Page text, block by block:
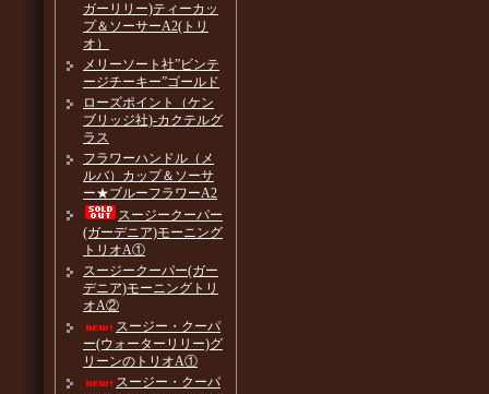
ガーリリー)ティーカッ
プ＆ソーサーA2(トリ
オ）
メリーソート社”ビンテ
ージチーキー”ゴールド
ローズポイント（ケン
ブリッジ社)-カクテルグ
ラス
フラワーハンドル（メ
ルバ）カップ＆ソーサ
ー★ブルーフラワーA2
スージークーパー
(ガーデニア)モーニング
トリオA①
スージークーパー(ガー
デニア)モーニングトリ
オA②
スージー・クーパ
ー(ウォーターリリー)グ
リーンのトリオA①
スージー・クーパ